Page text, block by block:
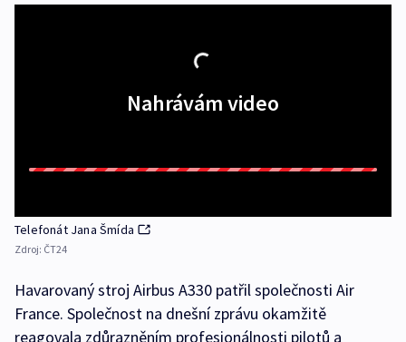
Nahrávám video
Telefonát Jana Šmída
Zdroj: ČT24
Havarovaný stroj Airbus A330 patřil společnosti Air
France. Společnost na dnešní zprávu okamžitě
reagovala zdůrazněním profesionálnosti pilotů a